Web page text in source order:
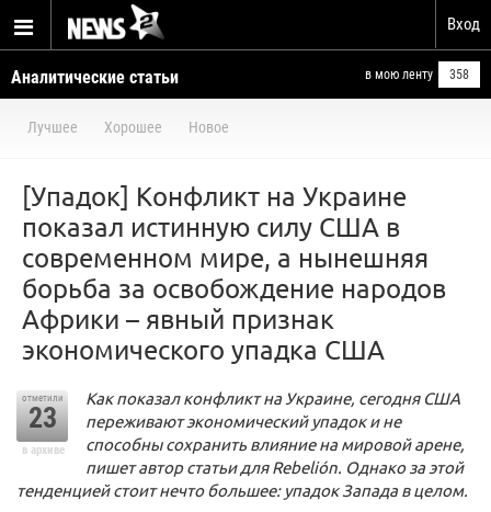
Вход
Аналитические статьи в мою ленту 358
Лучшее Хорошее Новое
[Упадок] Конфликт на Украине
показал истинную силу США в
современном мире, а нынешняя
борьба за освобождение народов
Африки – явный признак
экономического упадка США
отметили
23
в архиве
Как показал конфликт на Украине, сегодня США
переживают экономический упадок и не
способны сохранить влияние на мировой арене,
пишет автор статьи для Rebelión. Однако за этой
тенденцией стоит нечто большее: упадок Запада в целом.